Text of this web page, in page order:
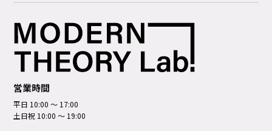
営業時間
平日 10:00 ～ 17:00
土日祝 10:00 ～ 19:00